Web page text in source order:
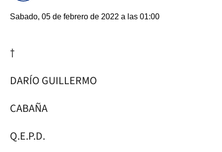
Sabado, 05 de febrero de 2022 a las 01:00
†
DARÍO GUILLERMO
CABAÑA
Q.E.P.D.